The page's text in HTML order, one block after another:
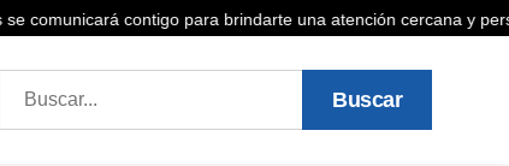
contigo para brindarte una atención cercana y
Buscar